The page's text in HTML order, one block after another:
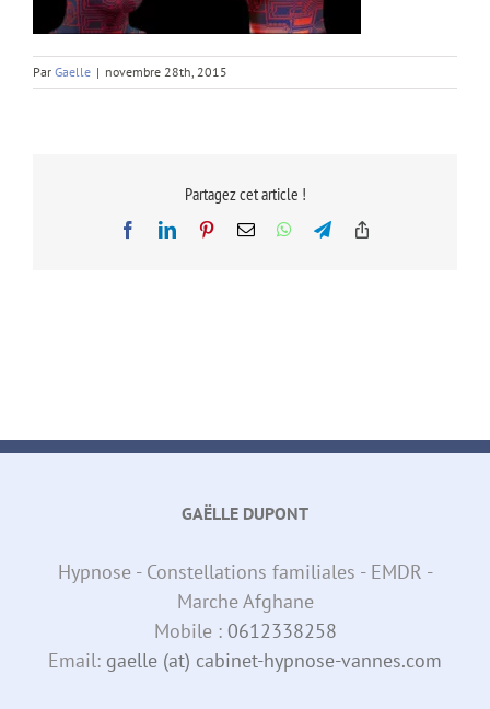
Par Gaelle | novembre 28th, 2015
Partagez cet article !
FacebookLinkedInPinterestEmail WhatsApp
Telegram
GAËLLE DUPONT
Hypnose - Constellations familiales - EMDR -
Marche Afghane
Mobile : 0612338258
Email: gaelle (at) cabinet-hypnose-vannes.com